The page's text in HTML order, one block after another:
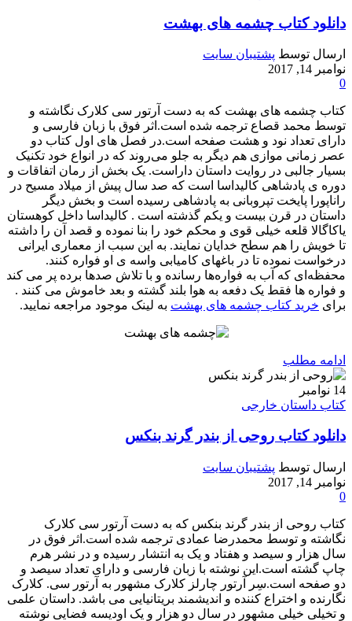
دانلود کتاب چشمه های بهشت
ارسال توسط پشتیبان سایت
نوامبر 14, 2017
0
کتاب چشمه های بهشت که به دست آرتور سی کلارک نگاشته و
توسط محمد قصاع ترجمه شده است.اثر فوق با زبان فارسی و
دارای تعداد نود و هشت صفحه است.در فصل های اول کتاب دو
عصر زمانی موازی هم دیگر به جلو می‌روند که در انواع خود تکنیک
بسیار جالبی در روایت داستان داراست. یک بخش از رمان اتفاقات و
دوره ی پادشاهی کالیداسا است که صد سال پیش از میلاد مسیح در
راناپورا پایخت تپروبانی به پادشاهی رسیده است و بخش دیگر
داستان در قرن بیست و یکم گذشته است . کالیداسا داخل کوهستان
یاکاگالا قلعه خیلی قوی و محکم خود را بنا نموده و قصد آن را داشته
تا خویش را هم سطح خدایان نمایند. به این سبب از معماری ایرانی
درخواست نموده تا در باغهای کامیابی واسه ی او فواره کنند.
محفظه‌ای که آب به فواره‌ها رسانده و با تلاش صدها برده پر می کند
و فواره ها فقط یک دفعه به هوا بلند گشته و بعد خاموش می کنند .
برای خرید کتاب چشمه های بهشت به لینک موجود مراجعه نمایید.
ادامه مطلب
14 نوامبر
کتاب داستان خارجی
دانلود کتاب روحی از بندر گرند بنکس
ارسال توسط پشتیبان سایت
نوامبر 14, 2017
0
کتاب روحی از بندر گرند بنکس که به دست آرتور سی کلارک
نگاشته و توسط محمدرضا عمادی ترجمه شده است.اثر فوق در
سال هزار و سیصد و هفتاد و یک به انتشار رسیده و در نشر هرم
چاپ گشته است.این نوشته با زبان فارسی و دارای تعداد سیصد و
دو صفحه است.سِر آرتور چارلز کلارک مشهور به آرتور سی. کلارک
نگارنده و اختراع کننده و اندیشمند بریتانیایی می باشد. داستان علمی
و تخیلی خیلی مشهور در سال دو هزار و یک اودیسه فضایی نوشته